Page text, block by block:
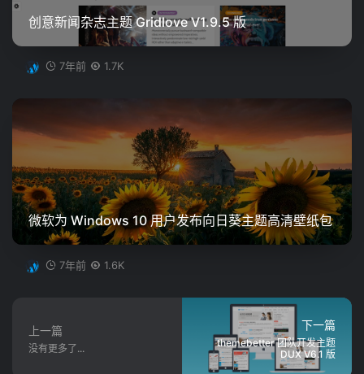
创意新闻杂志主题 Gridlove V1.9.5 版
7年前 1.7K
微软为 Windows 10 用户发布向日葵主题高清壁纸包
7年前 1.6K
上一篇
没有更多了...
下一篇
themebetter 团队开发主题
DUX V6.1 版